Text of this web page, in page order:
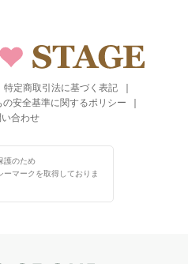
特定商取引法に基づく表記
の安全基準に関するポリシー
い合わせ
護のため
ーマークを取得しておりま